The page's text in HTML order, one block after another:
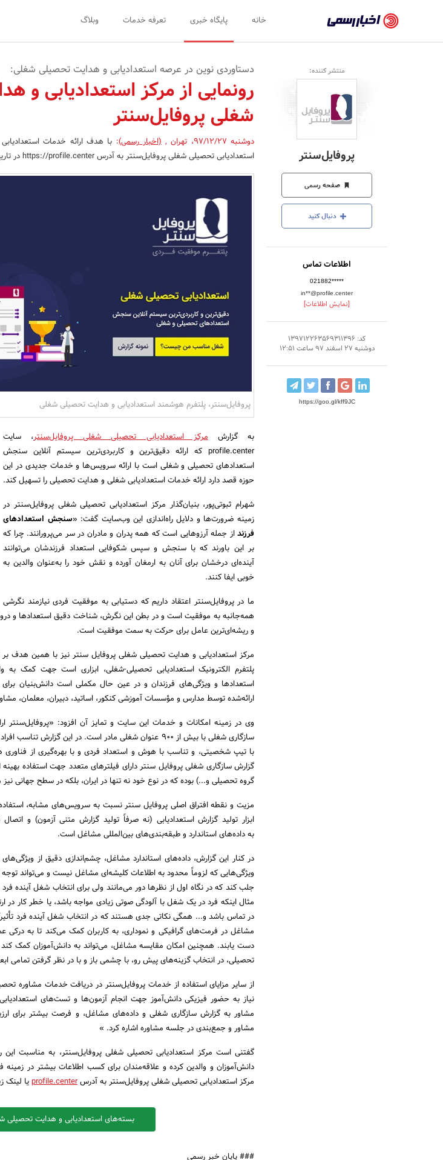
رسمی
-
اخبار
تایید
شده
شرکت‌ها،
سازمان‌ها
و
روابط
عمومی‌ها
خانه پایگاه خبری تعرفه خدمات وبلاگ
منتشر کننده:
پروفایل‌سنتر
صفحه رسمی
دنبال کنید
اطلاعات تماس
021882*****
in**@profile.center
[نمایش اطلاعات]
کد: 139712263569311396
دوشنبه 27 اسفند 97 ساعت 12:51
https://goo.gl/kff9JC
دستاوردی نوین در عرصه استعدادیابی و هدایت تحصیلی شغلی:
رونمایی از مرکز استعدادیابی و
شغلی پروفایل‌سنتر
دوشنبه 97/12/27 ، تهران ,(اخبار رسمی): با هدف ارائه خدمات
استعدادیابی تحصیلی شغلی پروفایل‌سنتر به آدرس https://profile.center در تاریخ 15 اسفند 1397 رونمایی شد.
پروفایل‌سنتر، پلتفرم هوشمند استعدادیابی و هدایت تحصیلی شغلی
به گزارشمرکز استعدادیابی تحصیلی شغلی پروفایل‌سنتر، سایت
profile.center که ارائه دقیق‌ترین و کاربردی‌ترین سیستم آنلاین سنجش
استعدادهای تحصیلی و شغلی است با ارائه سرویس‌ها و خدمات جدیدی در این
حوزه قصد دارد ارائه خدمات استعدادیابی شغلی و هدایت تحصیلی را تسهیل کند.
شهرام ثبوتی‌پور، بنیان‌گذار مرکز استعدادیابی تحصیلی شغلی پروفایل‌سنتر در
زمینه ضرورت‌ها و دلایل راه‌اندازی این وب‌سایت گفت: «سنجش استعدادهای
فرزنداز جمله آرزوهایی است که همه پدران و مادران در سر می‌پرورانند. چرا که
بر این باورند که با سنجش و سپس شکوفایی استعداد فرزندشان می‌توانند
آینده‌ای درخشان برای آنان به ارمغان آورده و نقش خود را به‌عنوان والدین به‌
خوبی ایفا کنند.
ما در پروفایل‌سنتر اعتقاد داریم که دستیابی به موفقیت فردی نیازمند نگرشی
همه‌جانبه به موفقیت است و در بطن این نگرش، شناخت دقیق استعدادها و
و ریشه‌ای‌ترین عامل برای حرکت به سمت موفقیت است.
مرکز استعدادیابی و هدایت تحصیلی شغلی پروفایل سنتر نیز با همین هدف
پلتفرم الکترونیک استعدادیابی تحصیلی-شغلی، ابزاری است جهت کمک
استعدادها و ویژگی‌های فرزندان و در عین حال مکملی است دانش‌بنیان
ارائه‌شده توسط مدارس و مؤسسات آموزشی کنکور، اساتید، دبیران، معلمان،
وی در زمینه امکانات و خدمات این سایت و تمایز آن افزود: «پروفایل‌سنتر
سازگاری شغلی با بیش از 900 عنوان شغلی مادر است. در این
با تیپ شخصیتی، و تناسب با هوش و استعداد فردی و با بهره‌گیری از فناوری
گزارش سازگاری شغلی پروفایل سنتر دارای فیلترهای متعدد جهت استفاده
گروه تحصیلی و...) بوده که در نوع خود نه تنها در ایران، بلکه در سطح جهانی
مزیت و نقطه افتراق اصلی پروفایل سنتر نسبت به سرویس‌های مشابه،
ابزار تولید گزارش استعدادیابی (نه صرفاً تولید گزارش متنی آزمون) و
به داده‌های استاندارد و طبقه‌بندی‌های بین‌المللی مشاغل است.
در کنار این گزارش، داده‌های استاندارد مشاغل، چشم‌اندازی دقیق از
ویژگی‌هایی که لزوماً محدود به اطلاعات کلیشه‌ای مشاغل نیست و می‌تواند
جلب کند که در نگاه اول از نظرها دور می‌مانند ولی برای انتخاب شغل آینده
مثال اینکه فرد در یک شغل با آلودگی صوتی زیادی مواجه باشد، یا خطر کار در
در تماس باشد و... همگی نکاتی جدی هستند که در انتخاب شغل آینده فرد
مشاغل در فرمت‌های گرافیکی و نموداری، به کاربران کمک می‌کند تا به
دست یابند. همچنین امکان مقایسه مشاغل، می‌تواند به دانش‌آموزان کمک کند
تحصیلی، در انتخاب گزینه‌های پیش رو، با چشمی باز و با در نظر گرفتن تمامی
از سایر مزایای استفاده از خدمات پروفایل‌سنتر در دریافت خدمات مشاوره
مشاور به گزارش سازگاری شغلی و داده‌های مشاغل، و فرصت بیشتر برای
مشاور و جمع‌بندی در جلسه مشاوره اشاره کرد. »
گفتنی است مرکز استعدادیابی تحصیلی شغلی پروفایل‌سنتر، به مناسبت این
دانش‌آموزان و والدین کرده و علاقه‌مندان برای کسب اطلاعات بیشتر در
مرکز استعدادیابی تحصیلی شغلی پروفایل‌سنتر به آدرسprofile.centerیا لینک
بسته‌های استعدادیابی و هدایت تحصیلی
### پایان خبر رسمی